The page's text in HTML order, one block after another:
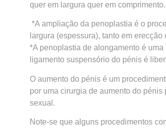
quer em largura quer em comprimento.
*A ampliação da penoplastia é o
largura (espessura), tanto em
*A penoplastia de alongamento é
ligamento suspensório do pénis é
O aumento do pénis é um
por uma cirurgia de aumento do
sexual.
Note-se que alguns procedimentos